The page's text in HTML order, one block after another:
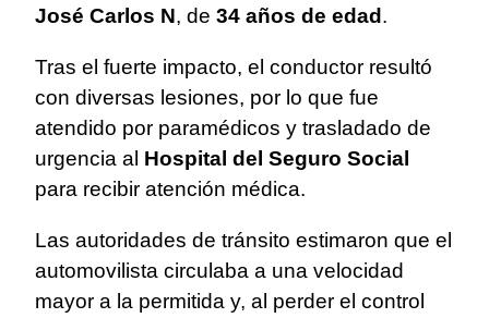
José Carlos N, de 34 años de edad.
Tras el fuerte impacto, el conductor resultó
con diversas lesiones, por lo que fue
atendido por paramédicos y trasladado de
urgencia al Hospital del Seguro Social
para recibir atención médica.
Las autoridades de tránsito estimaron que el
automovilista circulaba a una velocidad
mayor a la permitida y, al perder el control